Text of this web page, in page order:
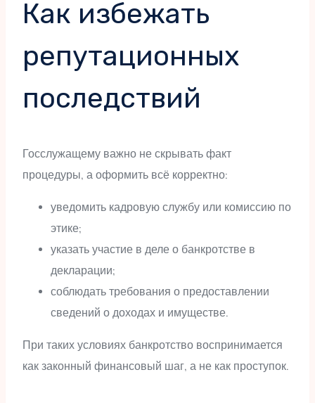
Как избежать
репутационных
последствий
Госслужащему важно не скрывать факт
процедуры, а оформить всё корректно:
уведомить кадровую службу или комиссию по
этике;
указать участие в деле о банкротстве в
декларации;
соблюдать требования о предоставлении
сведений о доходах и имуществе.
При таких условиях банкротство воспринимается
как законный финансовый шаг, а не как проступок.